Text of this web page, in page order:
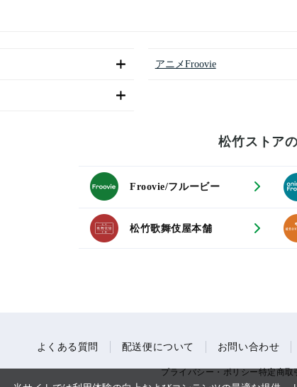
アニメFroovie
松竹ストア
Froovie/フルービー
松竹歌舞伎屋本舗
よくある質問 配送便について お問い合わせ
プライバシー・ポリシー特定商取